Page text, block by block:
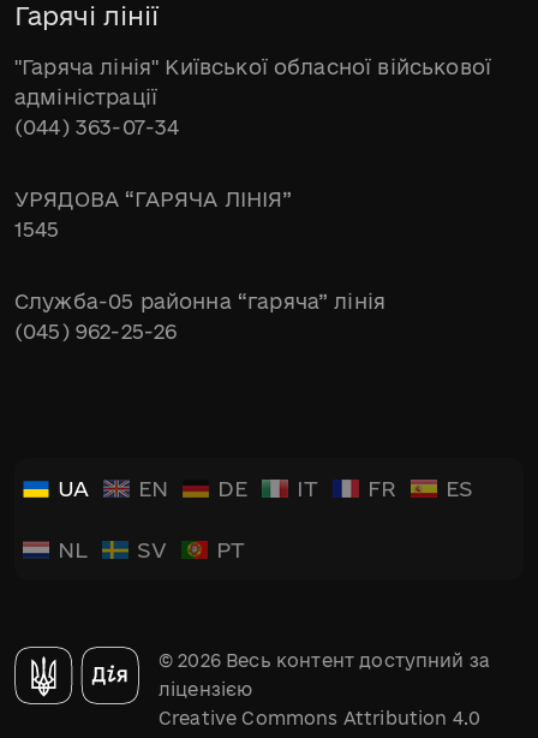
Гарячі лінії
"Гаряча лінія" Київської обласної військової
адміністрації
(044) 363-07-34
УРЯДОВА “ГАРЯЧА ЛІНІЯ”
1545
Служба-05 районна “гаряча” лінія
(045) 962-25-26
UA EN DE IT FR ES
NL SV PT
© 2026 Весь контент доступний за
ліцензією
Creative Commons Attribution 4.0